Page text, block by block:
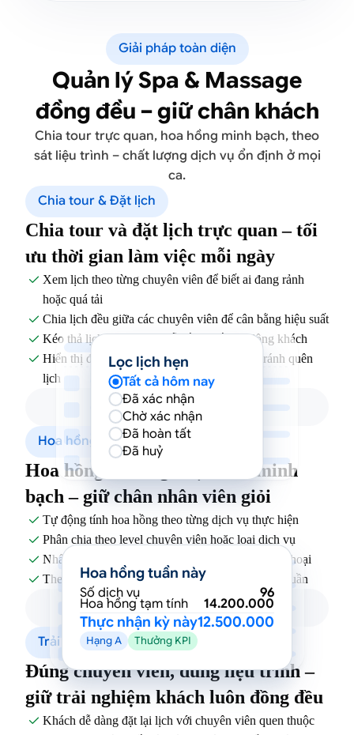
Giải pháp toàn diện
Quản lý Spa & Massage
đồng đều – giữ chân khách
Chia tour trực quan, hoa hồng minh bạch, theo
sát liệu trình – chất lượng dịch vụ ổn định ở mọi
ca.
Chia tour & Đặt lịch
Chia tour và đặt lịch trực quan – tối
ưu thời gian làm việc mỗi ngày
 Xem lịch theo từng chuyên viên để biết ai đang rảnh
hoặc quá tải
 Chia lịch đều giữa các chuyên viên để cân bằng hiệu suất
 Kéo thả lịch hẹn nhanh, dễ điều phối khi đông khách
 Hiển thị đầy đủ các buổi trong liệu trình để tránh quên
lịch
Lọc lịch hẹn
Tất cả hôm nay
Đã xác nhận
Chờ xác nhận
Đã hoàn tất
Đã huỷ
Hoa hồng & Hiệu suất
Hoa hồng rõ ràng, hiệu suất minh
bạch – giữ chân nhân viên giỏi
 Tự động tính hoa hồng theo từng dịch vụ thực hiện
 Phân chia theo level chuyên viên hoặc loại dịch vụ
 Nhân viên xem thu nhập tạm tính ngay trên điện thoại
 Theo dõi hiệu suất làm việc theo ngày hoặc theo tuần
Hoa hồng tuần này
Số dịch vụ 96
Hoa hồng tạm tính 14.200.000
Thực nhận kỳ này12.500.000
Hạng A Thưởng KPI
Trải nghiệm khách hàng
Đúng chuyên viên, đúng liệu trình –
giữ trải nghiệm khách luôn đồng đều
 Khách dễ dàng đặt lại lịch với chuyên viên quen thuộc